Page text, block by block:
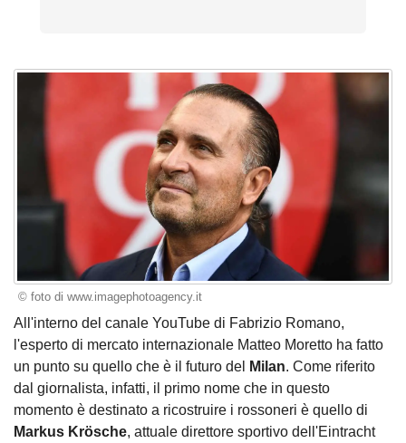
© foto di www.imagephotoagency.it
All'interno del canale YouTube di Fabrizio Romano,
l'esperto di mercato internazionale Matteo Moretto ha fatto
un punto su quello che è il futuro del
Milan. Come riferito
dal giornalista, infatti, il primo nome che in questo
momento è destinato a ricostruire i rossoneri è quello di
Markus Krösche, attuale direttore sportivo dell'Eintracht